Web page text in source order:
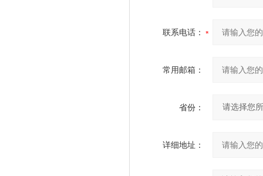
联系电话：
常用邮箱：
省份：
详细地址：